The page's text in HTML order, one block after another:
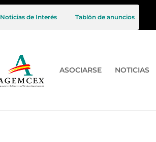
Noticias de Interés Tablón de anuncios
ASOCIARSE NOTICIAS